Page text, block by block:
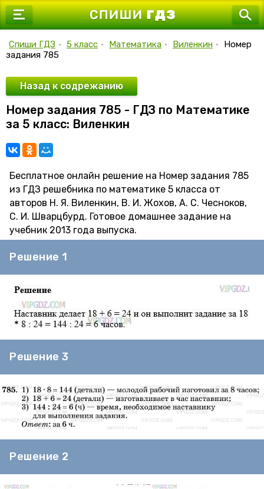
7 класс
9 класс
10 класс
11 класс
Спиши ГДЗ • 5 класс • Математика • Виленкин •
Номер
задания 785
Назад к содрежанию
Номер задания 785 - ГДЗ по Математике
за 5 класс: Виленкин
Бесплатное онлайн решение на Номер задания 785
из ГДЗ решебника по математике 5 класса от
авторов Н. Я. Виленкин, В. И. Жохов, А. С. Чесноков,
С. И. Шварцбурд. Готовое домашнее задание на
учебник 2013 года выпуска.
Решение 1
Решение 3
Решение 2